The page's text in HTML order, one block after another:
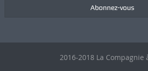
2016-2018 La Compagnie